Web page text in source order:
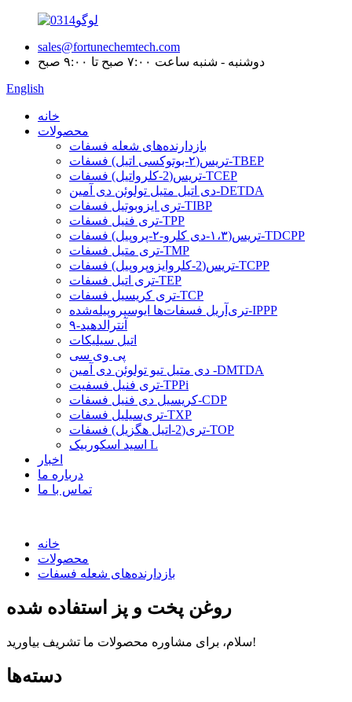
sales@fortunechemtech.com
دوشنبه - شنبه ساعت ۷:۰۰ صبح تا ۹:۰۰ صبح
English
خانه
محصولات
بازدارنده‌های شعله فسفات
تریس(۲-بوتوکسی اتیل) فسفات-TBEP
تریس(2-کلرواتیل) فسفات-TCEP
دی اتیل متیل تولوئن دی آمین-DETDA
تری ایزوبوتیل فسفات-TIBP
تری فنیل فسفات-TPP
تریس(۱،۳-دی کلرو-۲-پروپیل) فسفات-TDCPP
تری متیل فسفات-TMP
تریس(2-کلروایزوپروپیل) فسفات-TCPP
تری اتیل فسفات-TEP
تری کریسیل فسفات-TCP
تری‌آریل فسفات‌ها ایوسپروپیله‌شده-IPPP
۹-آنترالدهید
اتیل سیلیکات
پی وی سی
دی متیل تیو تولوئن دی آمین -DMTDA
تری فنیل فسفیت-TPPi
کریسیل دی فنیل فسفات-CDP
تری‌سیلیل فسفات-TXP
تری(2-اتیل هگزیل) فسفات-TOP
اسید اسکوربیک L
اخبار
درباره ما
تماس با ما
خانه
محصولات
بازدارنده‌های شعله فسفات
روغن پخت و پز استفاده شده
سلام، برای مشاوره محصولات ما تشریف بیاورید!
دسته‌ها